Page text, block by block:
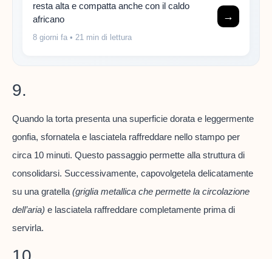
resta alta e compatta anche con il caldo
africano
8 giorni fa • 21 min di lettura
→
9.
Quando la torta presenta una superficie dorata e leggermente
gonfia, sfornatela e lasciatela raffreddare nello stampo per
circa 10 minuti. Questo passaggio permette alla struttura di
consolidarsi. Successivamente, capovolgetela delicatamente
su una gratella (griglia metallica che permette la circolazione
dell’aria) e lasciatela raffreddare completamente prima di
servirla.